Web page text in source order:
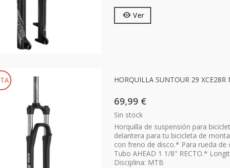
Ver
HORQUILLA SUNTOUR 29 XCE28R
69,99 €
Sin stock
Horquilla de suspensión para
delantera para tu bicicleta de
con freno de disco.* Para rueda
Tubo AHEAD 1 1/8" RECTO.*
Disciplina: MTB